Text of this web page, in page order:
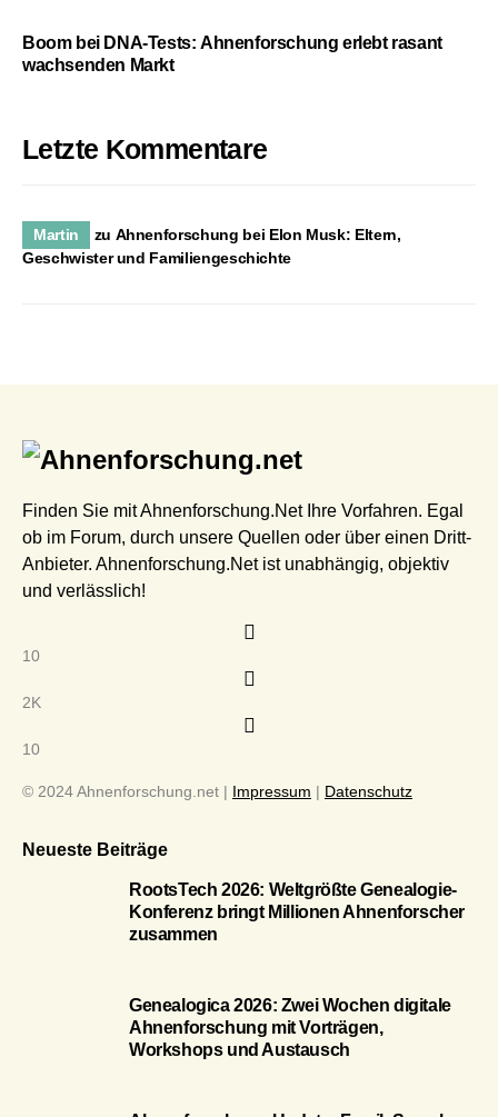
Boom bei DNA-Tests: Ahnenforschung erlebt rasant
wachsenden Markt
Letzte Kommentare
Martin zu Ahnenforschung bei Elon Musk: Eltern,
Geschwister und Familiengeschichte
Finden Sie mit Ahnenforschung.Net Ihre Vorfahren. Egal
ob im Forum, durch unsere Quellen oder über einen Dritt-
Anbieter. Ahnenforschung.Net ist unabhängig, objektiv
und verlässlich!
10
2K
10
© 2024 Ahnenforschung.net | Impressum | Datenschutz
Neueste Beiträge
RootsTech 2026: Weltgrößte Genealogie-
Konferenz bringt Millionen Ahnenforscher
zusammen
Genealogica 2026: Zwei Wochen digitale
Ahnenforschung mit Vorträgen,
Workshops und Austausch